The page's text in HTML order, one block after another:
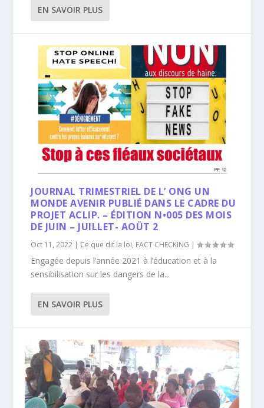
EN SAVOIR PLUS
JOURNAL TRIMESTRIEL DE L’ ONG UN
MONDE AVENIR PUBLIÉ DANS LE CADRE DU
PROJET ACLIP. – ÉDITION N•005 DES MOIS
DE JUIN – JUILLET- AOÜT 2
Oct 11, 2022 | Ce que dit la loi, FACT CHECKING |
Engagée depuis l’année 2021 à l’éducation et à la
sensibilisation sur les dangers de la...
EN SAVOIR PLUS